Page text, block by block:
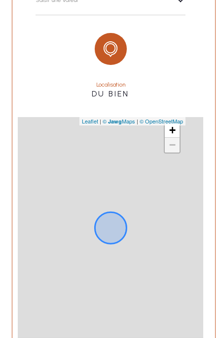
Localisation
DU BIEN
+
−
Leaflet | © JawgMaps | © OpenStreetMap